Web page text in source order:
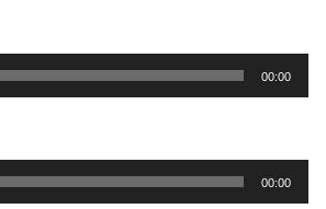
00:00
00:00